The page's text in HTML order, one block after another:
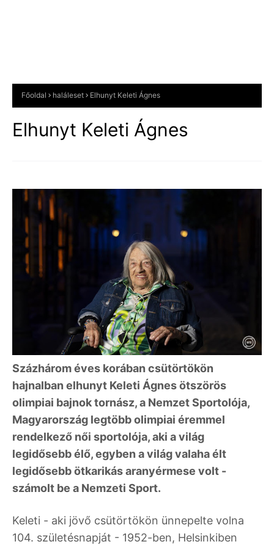
Főoldal haláleset Elhunyt Keleti Ágnes
Elhunyt Keleti Ágnes
Százhárom éves korában csütörtökön
hajnalban elhunyt Keleti Ágnes ötszörös
olimpiai bajnok tornász, a Nemzet Sportolója,
Magyarország legtöbb olimpiai éremmel
rendelkező női sportolója, aki a világ
legidősebb élő, egyben a világ valaha élt
legidősebb ötkarikás aranyérmese volt -
számolt be a Nemzeti Sport.
Keleti - aki jövő csütörtökön ünnepelte volna
104. születésnapját - 1952-ben, Helsinkiben